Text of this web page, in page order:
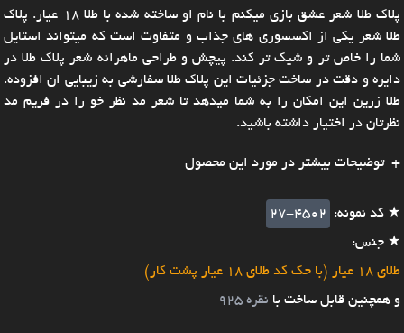
پلاک طلا شعر عشق بازی میکنم با نام او ساخته شده با طلا 18 عیار. پلاک
طلا شعر یکی از اکسسوری های جذاب و متفاوت است که میتواند استایل
شما را خاص تر و شیک تر کند. پیچش و طراحی ماهرانه شعر پلاک طلا در
دایره و دقت در ساخت جزئیات این پلاک طلا سفارشی به زیبایی ان افزوده.
طلا زرین این امکان را به شما میدهد تا شعر مد نظر خو را در فریم مد
نظرتان در اختیار داشته باشید.
توضیحات بیشتر در مورد این محصول
★ کد نمونه:
27-4502
★ جنس:
طلای 18 عیار (با حک کد طلای 18 عیار پشت کار)
و همچنین قابل ساخت با نقره 925